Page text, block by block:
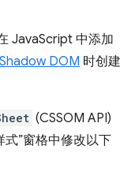
JavaScript 中添加
Shadow DOM 时创建
(CSSOM API)
式”窗格中修改以下